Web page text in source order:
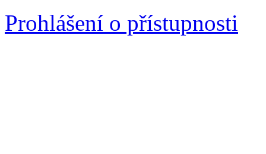
Prohlášení o přístupnosti